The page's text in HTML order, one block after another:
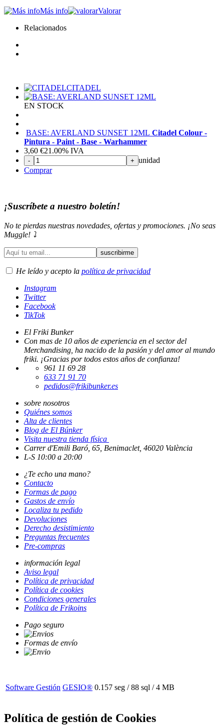
Más info
Valorar
Relacionados
CITADEL
EN STOCK
BASE: AVERLAND SUNSET 12ML Citadel Colour -
Pintura - Paint - Base - Warhammer
3,60 €21.00% IVA
- + unidad
Comprar
¡Suscríbete a nuestro boletín!
No te pierdas nuestras novedades, ofertas y promociones. ¡No seas
Muggle! ⤵️
He leído y acepto la política de privacidad
Instagram
Twitter
Facebook
TikTok
El Friki Bunker
Con mas de 10 años de experiencia en el sector del
Merchandising, ha nacido de la pasión y del amor al mundo
friki. ¡Gracias por todos estos años de confianza!
961 11 69 28
633 71 91 70
pedidos@frikibunker.es
sobre nosotros
Quiénes somos
Alta de clientes
Blog de El Búnker
Visita nuestra tienda física
Carrer d'Emili Baró, 65, Benimaclet, 46020 València
L-S 10:00 a 20:00
¿Te echo una mano?
Contacto
Formas de pago
Gastos de envío
Localiza tu pedido
Devoluciones
Derecho desistimiento
Preguntas frecuentes
Pre-compras
información legal
Aviso legal
Política de privacidad
Política de cookies
Condiciones generales
Política de Frikoins
Pago seguro
Formas de envío
Software Gestión GESIO® 0.157 seg /88 sql / 4 MB
Política de gestión de Cookies